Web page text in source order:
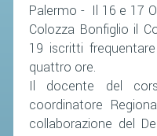
Palermo - Il 16 e 17
Colozza Bonfiglio il
19 iscritti
quattro ore.
Il docente del
coordinatore
collaborazione del